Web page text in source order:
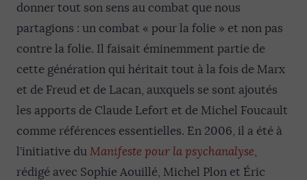
donner tout son sens au combat que nous
partagions : un combat « pour la folie » et non pas
contre la folie. Il faisait éminemment partie de
cette génération qui héritait tout à la fois de Marx
et de Freud et de Lacan, auxquels se sont ajoutés
les apports de Claude Lefort et de Michel Foucault
comme références essentielles. En 2006, il a été à
l’initiative duManifeste pour la psychanalyse,
rédigé avec Sophie Aouillé, Michel Plon et Éric